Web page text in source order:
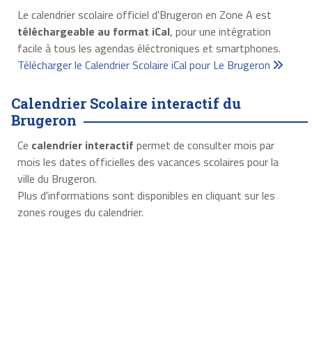
Le calendrier scolaire officiel d'Brugeron en Zone A est
téléchargeable au format iCal, pour une intégration
facile à tous les agendas éléctroniques et smartphones.
Télécharger le Calendrier Scolaire iCal pour Le Brugeron
Calendrier Scolaire interactif du
Brugeron
Ce calendrier interactif permet de consulter mois par
mois les dates officielles des vacances scolaires pour la
ville du Brugeron.
Plus d'informations sont disponibles en cliquant sur les
zones rouges du calendrier.